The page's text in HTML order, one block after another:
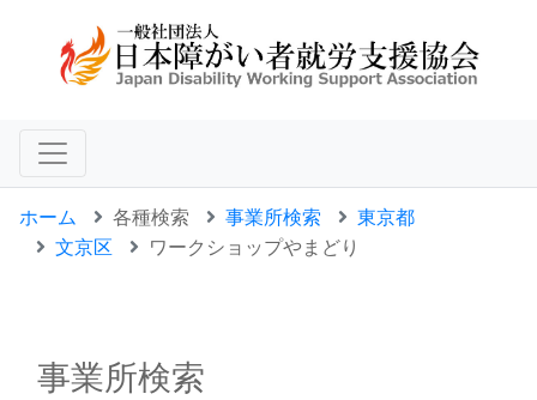
ホーム 各種検索 事業所検索
東京都
文京区
ワークショップやまどり
事業所検索